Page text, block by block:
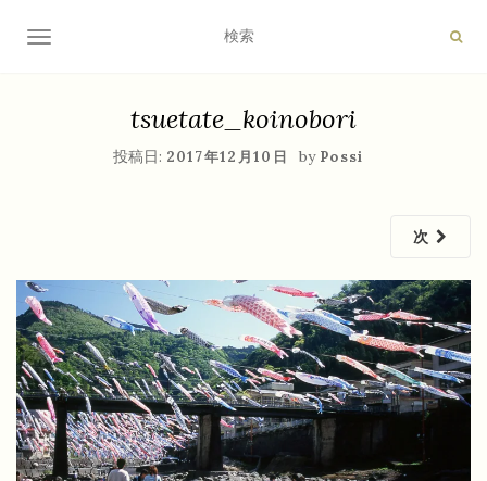
ナビゲーション切り替え
tsuetate_koinobori
投稿日: 2017年12月10日 by Possi
次